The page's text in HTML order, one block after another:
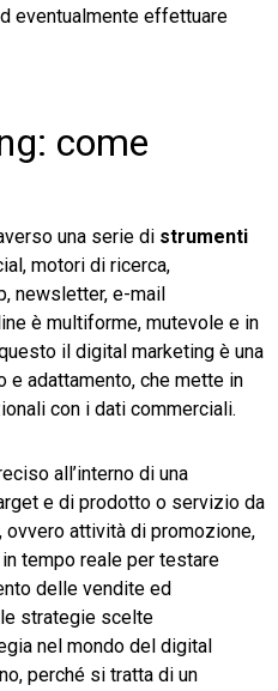
eventualmente effettuare
come
una serie di strumenti
motori di ricerca,
newsletter, e-mail
è multiforme, mutevole e in
il digital marketing è una
e adattamento, che mette in
con i dati commerciali.
all’interno di una
e di prodotto o servizio da
, ovvero attività di promozione,
tempo reale per testare
delle vendite ed
strategie scelte
nel mondo del digital
perché si tratta di un